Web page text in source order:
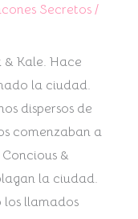
Secretos/
Kale. Hace
la ciudad.
dispersos de
comenzaban a
&
la ciudad.
los llamados